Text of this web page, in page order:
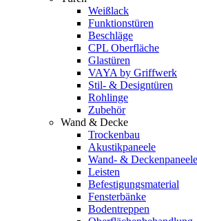
Weißlack
Funktionstüren
Beschläge
CPL Oberfläche
Glastüren
VAYA by Griffwerk
Stil- & Designtüren
Rohlinge
Zubehör
Wand & Decke
Trockenbau
Akustikpaneele
Wand- & Deckenpaneele
Leisten
Befestigungsmaterial
Fensterbänke
Bodentreppen